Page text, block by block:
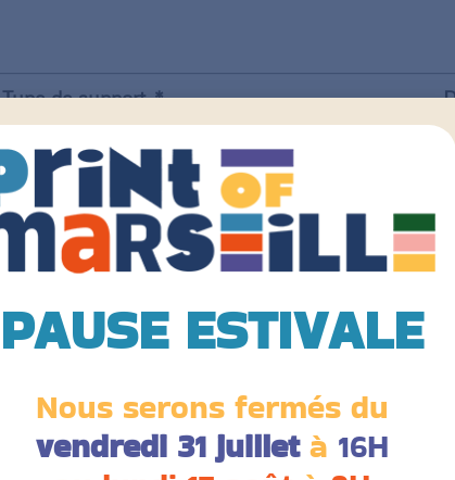
Type de support
Grammage
Finition couverture
PAUSE ESTIVALE
Nous serons fermés du
vendredi 31 juilletà 16H